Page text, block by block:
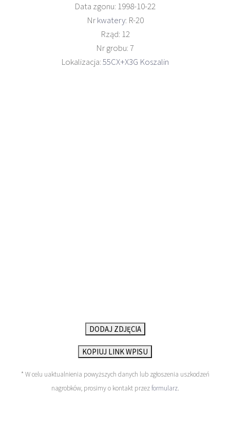
Data zgonu: 1998-10-22
Nrkwatery: R-20
Rząd: 12
Nr grobu: 7
Lokalizacja:55CX+X3G Koszalin
DODAJ ZDJĘCIA
KOPIUJ LINK WPISU
* W celu uaktualnienia powyższych danych lub zgłoszenia uszkodzeń
nagrobków, prosimy o kontakt przezformularz.